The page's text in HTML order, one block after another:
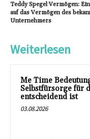
Teddy Spegel Vermögen:
auf das Vermögen des
Unternehmers
Weiterlesen
Me Time
Selbstfürsorge für
entscheidend ist
03.08.2026